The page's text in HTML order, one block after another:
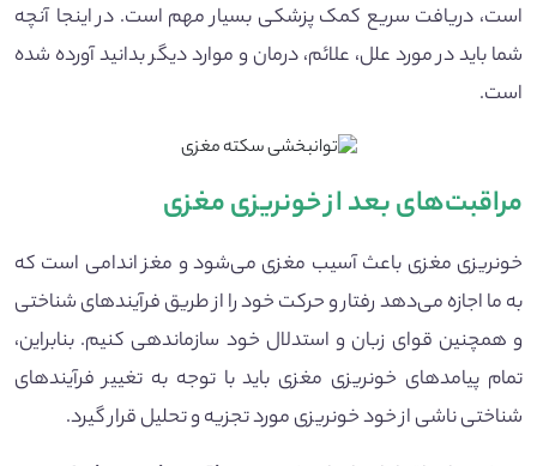
است، دریافت سریع کمک پزشکی بسیار مهم است. در اینجا آنچه
شما باید در مورد علل، علائم، درمان و موارد دیگر بدانید آورده شده
است.
مراقبت‌های بعد از خونریزی مغزی
خونریزی مغزی باعث آسیب مغزی می‌شود و مغز اندامی است که
به ما اجازه می‌دهد رفتار و حرکت خود را از طریق فرآیند‌های شناختی
و همچنین قوای زبان و استدلال خود سازماندهی کنیم. بنابراین،
تمام پیامد‌های خونریزی مغزی باید با توجه به تغییر فرآیند‌های
شناختی ناشی از خود خونریزی مورد تجزیه و تحلیل قرار گیرد.